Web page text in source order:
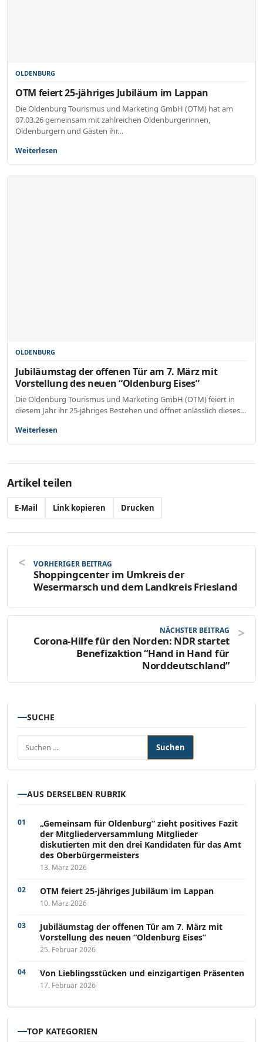
OLDENBURG
OTM feiert 25-jähriges Jubiläum im Lappan
Die Oldenburg Tourismus und Marketing GmbH (OTM) hat am
07.03.26 gemeinsam mit zahlreichen Oldenburgerinnen,
Oldenburgern und Gästen ihr…
Weiterlesen
OLDENBURG
Jubiläumstag der offenen Tür am 7. März mit
Vorstellung des neuen “Oldenburg Eises”
Die Oldenburg Tourismus und Marketing GmbH (OTM) feiert in
diesem Jahr ihr 25-jähriges Bestehen und öffnet anlässlich dieses…
Weiterlesen
Artikel teilen
E-Mail Link kopieren Drucken
VORHERIGER BEITRAG
Shoppingcenter im Umkreis der
Wesermarsch und dem Landkreis Friesland
NÄCHSTER BEITRAG
Corona-Hilfe für den Norden: NDR startet
Benefizaktion “Hand in Hand für
Norddeutschland”
SUCHE
Suchen nach:
AUS DERSELBEN RUBRIK
„Gemeinsam für Oldenburg“ zieht positives Fazit
der Mitgliederversammlung Mitglieder
diskutierten mit den drei Kandidaten für das Amt
des Oberbürgermeisters
13. März 2026
OTM feiert 25-jähriges Jubiläum im Lappan
10. März 2026
Jubiläumstag der offenen Tür am 7. März mit
Vorstellung des neuen “Oldenburg Eises”
25. Februar 2026
Von Lieblingsstücken und einzigartigen Präsenten
17. Februar 2026
TOP KATEGORIEN